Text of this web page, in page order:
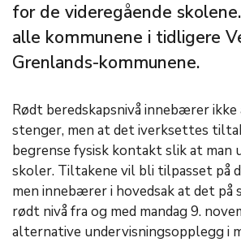
for de videregående
alle kommunene i tidligere
Grenlands-kommunene.
Rødt beredskapsnivå innebærer
stenger, men at det iverksettes
begrense fysisk kontakt slik at man
skoler. Tiltakene vil bli tilpasset på
men innebærer i hovedsak at det på
rødt nivå fra og med mandag 9.
alternative undervisningsopplegg i